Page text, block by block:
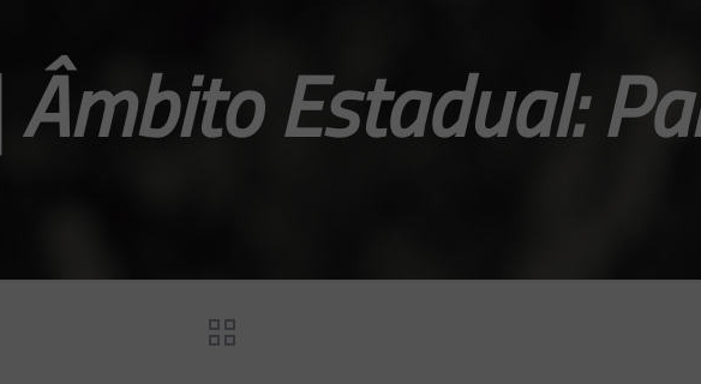
Estadual: